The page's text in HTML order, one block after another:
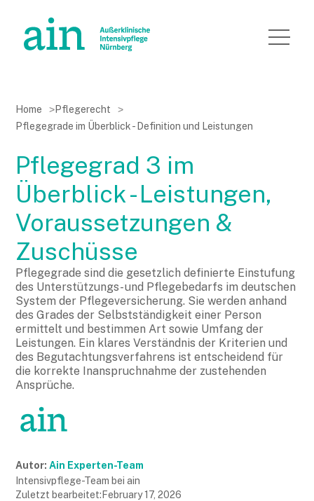
Home >Pflegerecht
>
Pflegegrade im Überblick - Definition und Leistungen
Pflegegrad 3 im
Überblick - Leistungen,
Voraussetzungen &
Zuschüsse
Pflegegrade sind die gesetzlich definierte Einstufung
des Unterstützungs- und Pflegebedarfs im deutschen
System der Pflegeversicherung. Sie werden anhand
des Grades der Selbstständigkeit einer Person
ermittelt und bestimmen Art sowie Umfang der
Leistungen. Ein klares Verständnis der Kriterien und
des Begutachtungsverfahrens ist entscheidend für
die korrekte Inanspruchnahme der zustehenden
Ansprüche.
Autor:Ain Experten-Team
Intensivpflege-Team bei ain
Zuletzt bearbeitet: February 17, 2026